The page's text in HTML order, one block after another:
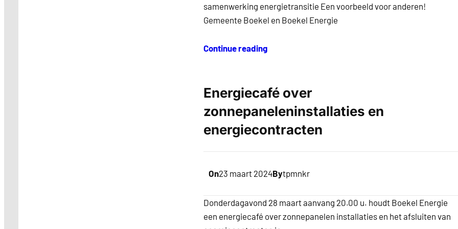
samenwerking energietransitie Een voorbeeld voor anderen!
Gemeente Boekel en Boekel Energie
Continue reading
Energiecafé over
zonnepaneleninstallaties en
energiecontracten
On23 maart 2024Bytpmnkr
Donderdagavond 28 maart aanvang 20.00 u. houdt Boekel Energie
een energiecafé over zonnepanelen installaties en het afsluiten van